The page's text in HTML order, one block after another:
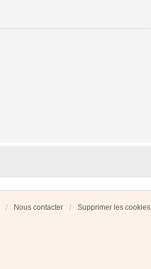
Nous contacter Supprimer les cookies